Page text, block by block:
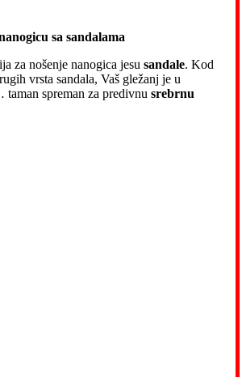
sa sandalama
za nošenje nanogica jesu sandale. Kod
vrsta sandala, Vaš gležanj je u
spreman za predivnu srebrnu